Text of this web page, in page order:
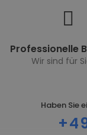
Professionelle
Wir sind für
Haben Sie